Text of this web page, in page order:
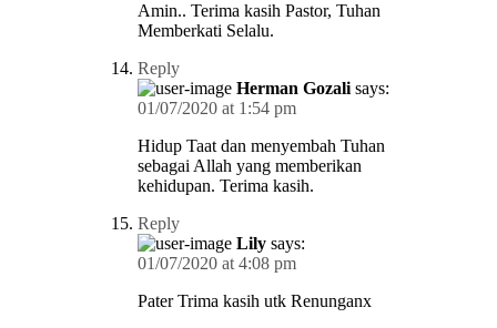
Amin.. Terima kasih Pastor, Tuhan
Memberkati Selalu.
Reply
Herman Gozali says:
01/07/2020 at 1:54 pm
Hidup Taat dan menyembah Tuhan
sebagai Allah yang memberikan
kehidupan. Terima kasih.
Reply
Lily says:
01/07/2020 at 4:08 pm
Pater Trima kasih utk Renunganx